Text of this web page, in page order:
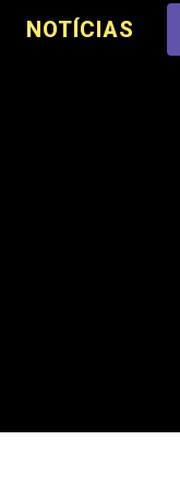
NOTÍCIAS